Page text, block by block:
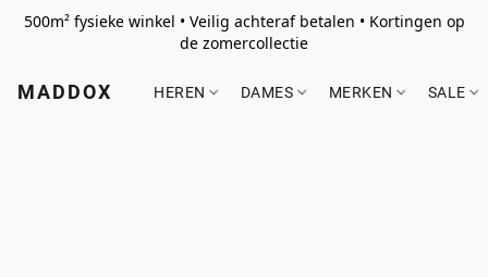
500m² fysieke winkel • Veilig achteraf betalen • Kortingen op
de zomercollectie
MADDOX HEREN DAMES MERKEN SALE